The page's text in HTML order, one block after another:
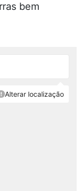
bem